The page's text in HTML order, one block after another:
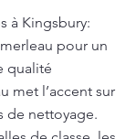
à Kingsbury:
pour un
qualité
met l’accent sur
de nettoyage.